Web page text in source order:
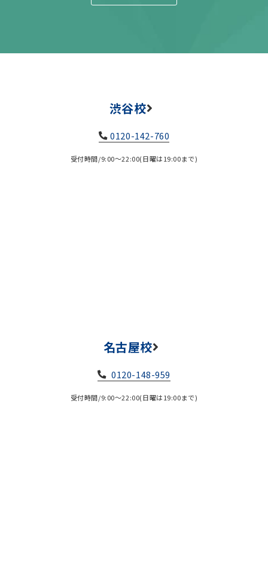
渋谷校
0120-142-760
受付時間/9:00～22:00(日曜は19:00まで)
名古屋校
0120-148-959
受付時間/9:00～22:00(日曜は19:00まで)